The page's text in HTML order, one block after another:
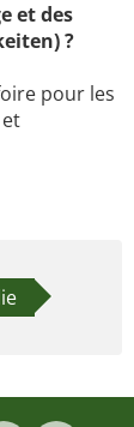
et des
?
pour les